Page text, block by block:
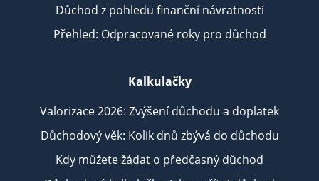
Důchod z pohledu finanční návratnosti
Přehled: Odpracované roky pro důchod
Kalkulačky
Valorizace 2026: Zvýšení důchodu a doplatek
Důchodový věk: Kolik dnů zbývá do důchodu
Kdy můžete žádat o předčasný důchod